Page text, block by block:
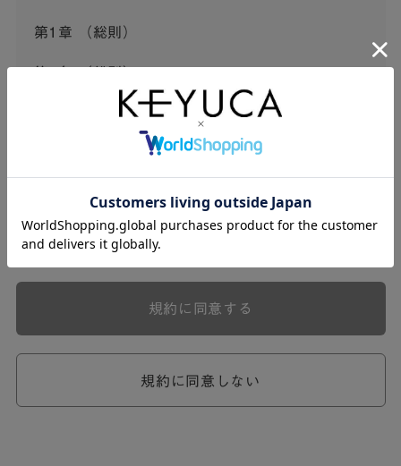
第1章 （総則）
この会員規約（以下「本規約」といいます。）は、河淳株
式会社ケユカ事業部（以下「弊社」といいます。）が提供
する一連のサービスに関し、弊社が次条の定めに従い入会
本規約は、会員と弊社との間のサービスの利用に関わる一
切の関係に適用されるものとします。
弊社が一連のサービスを提供するにあたり、本規約のほ
ら個別規定はその名称のいかんに関わらず、本規約の一部
めが優先されるものとします。
規約に同意しない
規約に同意する